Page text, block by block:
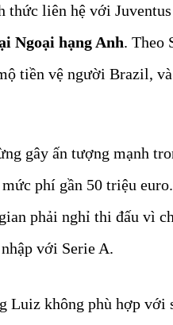
thức liên hệ với
Ngoại hạng Anh. Theo
tiền vệ người Brazil, và
gây ấn tượng mạnh
phí gần 50 triệu
phải nghỉ thi đấu vì
với Serie A.
Luiz không phù hợp với